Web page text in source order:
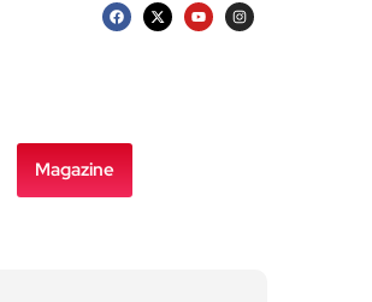
Magazine